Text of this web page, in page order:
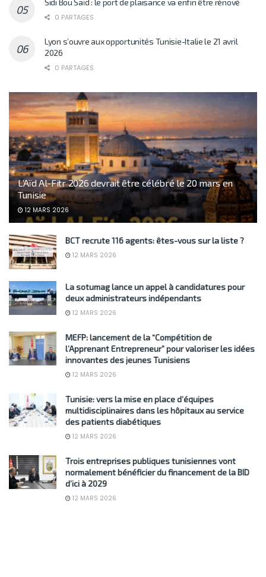
Sidi Bou Saïd : le port de plaisance va enfin être rénové
0 PARTAGES
Lyon s’ouvre aux opportunités Tunisie-Italie le 21 avril
2026
0 PARTAGES
L’Aïd Al-Fitr 2026 devrait être célébré le 20 mars en
Tunisie
12 MARS 2026
BCT recrute 116 agents: êtes-vous sur la liste ?
12 MARS 2026
La sotumag lance un appel à candidatures pour
deux administrateurs indépendants
12 MARS 2026
MEFP: lancement de la “Compétition de
l’Apprenant Entrepreneur” pour valoriser les idées
innovantes des jeunes Tunisiens
12 MARS 2026
Tunisie: vers la mise en place d’équipes
multidisciplinaires dans les hôpitaux au service
des patients diabétiques
12 MARS 2026
Trois entreprises publiques tunisiennes vont
normalement bénéficier du financement de la BID
d’ici à 2029
12 MARS 2026